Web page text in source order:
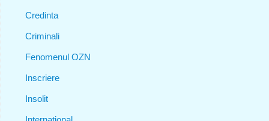
Credinta
Criminali
Fenomenul OZN
Inscriere
Insolit